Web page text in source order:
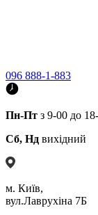
096 888-1-883
Пн-Пт з 9-00 до
Сб, Нд вихідний
м. Київ,
вул.Лаврухіна 7Б